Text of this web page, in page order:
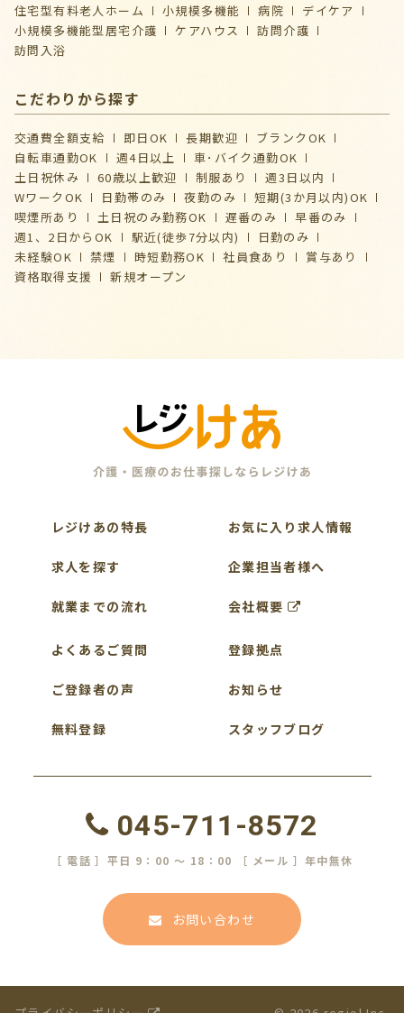
住宅型有料老人ホーム
小規模多機能 病院
デイケア
⼩規模多機能型居宅介護
ケアハウス
訪問介護
訪問入浴
こだわりから探す
交通費全額支給 即日OK 長期歓迎
ブランクOK
自転車通勤OK
週4日以上
車･バイク通勤OK
土日祝休み
60歳以上歓迎 制服あり
週3日以内
WワークOK
日勤帯のみ 夜勤のみ
短期(3か月以内)OK
喫煙所あり
土日祝のみ勤務OK 遅番のみ
早番のみ
週1、2日からOK
駅近(徒歩7分以内)
日勤のみ
未経験OK
禁煙 時短勤務OK 社員食あり
賞与あり
資格取得支援
新規オープン
レジけあの特長
求人を探す
就業までの流れ
よくあるご質問
ご登録者の声
無料登録
お気に入り求人情報
企業担当者様へ
会社概要
登録拠点
お知らせ
スタッフブログ
045-711-8572
［ 電話 ］平日 9：00 ～ 18：00 ［ メール ］年中無休
お問い合わせ